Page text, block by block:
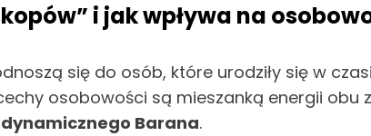
i jak wpływa na
się do osób, które urodziły się w
osobowości są mieszanką energii
dynamicznego Barana.